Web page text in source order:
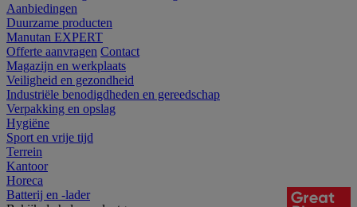
Aanbiedingen
Duurzame producten
Manutan EXPERT
Offerte aanvragen Contact
Magazijn en werkplaats
Veiligheid en gezondheid
Industriële benodigdheden en gereedschap
Verpakking en opslag
Hygiëne
Sport en vrije tijd
Terrein
Kantoor
Horeca
Batterij en -lader